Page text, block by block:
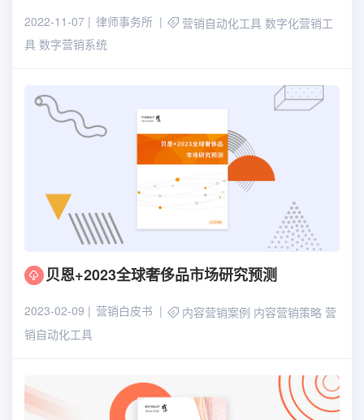
2022-11-07 律师事务所 营销自动化工具 数字化营销工
具 数字营销系统
贝恩+2023全球奢侈品市场研究预测
2023-02-09 营销白皮书 内容营销案例 内容营销策略 营
销自动化工具